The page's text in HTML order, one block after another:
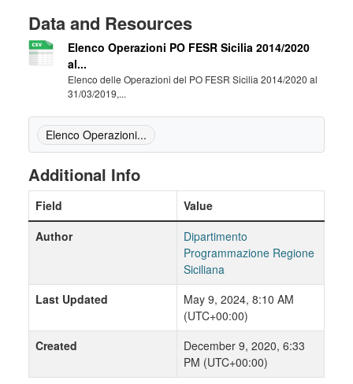
Data and Resources
Elenco Operazioni PO FESR Sicilia 2014/2020
al...
Elenco delle Operazioni del PO FESR Sicilia 2014/2020 al
31/03/2019,...
Elenco Operazioni...
Additional Info
Field
Value
Author
Dipartimento
Programmazione Regione
Siciliana
Last Updated
May 9, 2024, 8:10 AM
(UTC+00:00)
Created
December 9, 2020, 6:33
PM (UTC+00:00)